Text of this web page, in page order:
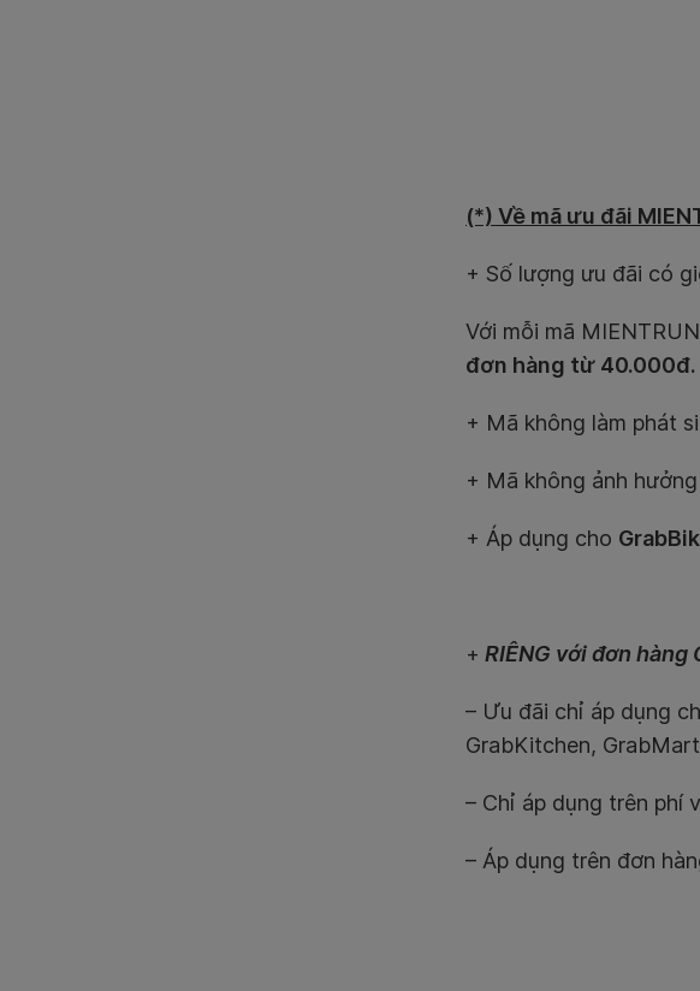
(*) Về mã ưu đãi
+ Số lượng ưu đãi có
Với mỗi mã
đơn hàng từ 40.000đ.
+ Mã không làm phát
+ Mã không ảnh
+ Áp dụng cho
+ RIÊNG với đơn hàng
– Ưu đãi chỉ áp dụng
GrabKitchen,
– Chỉ áp dụng trên phí
– Áp dụng trên đơn